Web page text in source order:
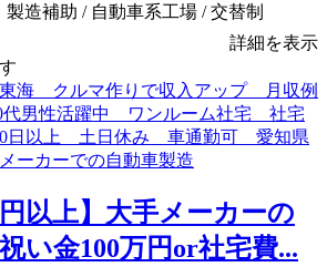
造補助 / 自動車系工場 / 交替制
詳細を表示
円以上】大手メーカーの
い金100万円or社宅費...